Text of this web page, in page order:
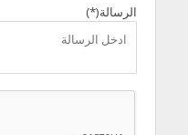
الرسالة(*)